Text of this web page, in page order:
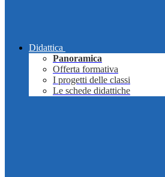
Didattica
Panoramica
Offerta formativa
I progetti delle classi
Le schede didattiche